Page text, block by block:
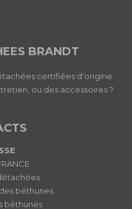
BRANDT
certifiées d’origine
ou des accessoires ?
béthunes
béthunes